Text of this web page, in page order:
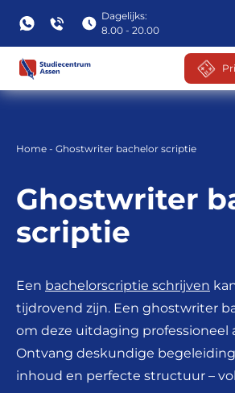
Ga
inhoud
Home- Ghostwriter bachelor scriptie
Ghostwriter
scriptie
Een bachelorscriptie schrijven
tijdrovend zijn. Een ghostwriter
om deze uitdaging professioneel
Ontvang deskundige
inhoud en perfecte structuur –
Dagelijks:
8.00 - 20.00